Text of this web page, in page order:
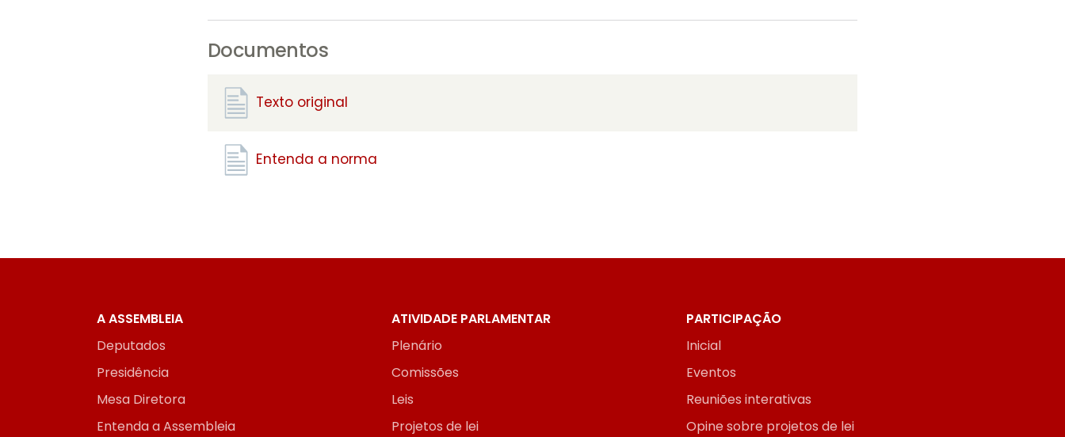
Documentos
Texto original
Entenda a norma
A ASSEMBLEIA
Deputados
Presidência
Mesa Diretora
Entenda a Assembleia
ATIVIDADE PARLAMENTAR
Plenário
Comissões
Leis
Projetos de lei
PARTICIPAÇÃO
Inicial
Eventos
Reuniões interativas
Opine sobre projetos de lei